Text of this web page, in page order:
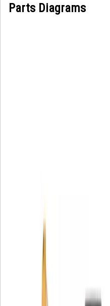
suspension mounting to
Parts Diagrams